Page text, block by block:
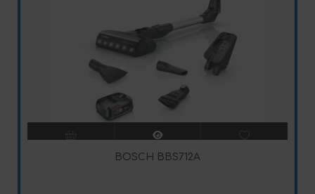
BOSCH BBS712A